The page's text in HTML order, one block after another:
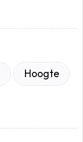
Hoogte